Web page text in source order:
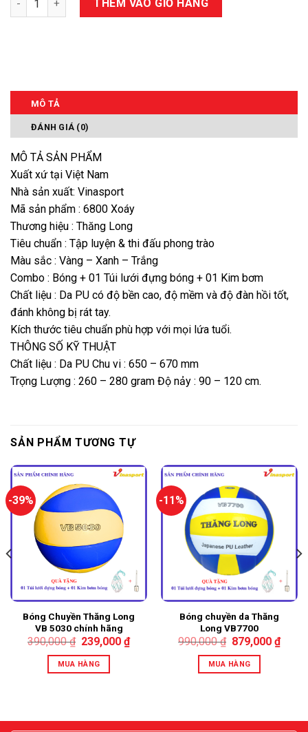
THÊM VÀO GIỎ HÀNG
MÔ TẢ
ĐÁNH GIÁ (0)
MÔ TẢ SẢN PHẨM
Xuất xứ tại Việt Nam
Nhà sản xuất: Vinasport
Mã sản phẩm : 6800 Xoáy
Thương hiệu : Thăng Long
Tiêu chuẩn : Tập luyện & thi đấu phong trào
Màu sắc : Vàng – Xanh – Trắng
Combo : Bóng + 01 Túi lưới đựng bóng + 01 Kim bơm
Chất liệu : Da PU có độ bền cao, độ mềm và độ đàn hồi tốt,
đánh không bị rát tay.
Kích thước tiêu chuẩn phù hợp với mọi lứa tuổi. ️️
THÔNG SỐ KỸ THUẬT
Chất liệu : Da PU Chu vi : 650 – 670 mm
Trọng Lượng : 260 – 280 gram Độ nảy : 90 – 120 cm.
SẢN PHẨM TƯƠNG TỰ
-39%
Bóng Chuyền Thăng Long
VB 5030 chính hãng
390,000₫ 239,000 ₫
MUA HÀNG
-11%
Bóng chuyền da Thăng
Long VB7700
990,000₫ 879,000 ₫
MUA HÀNG